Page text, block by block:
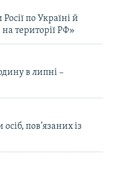
по Україні й
території РФ»
в липні –
пов’язаних із